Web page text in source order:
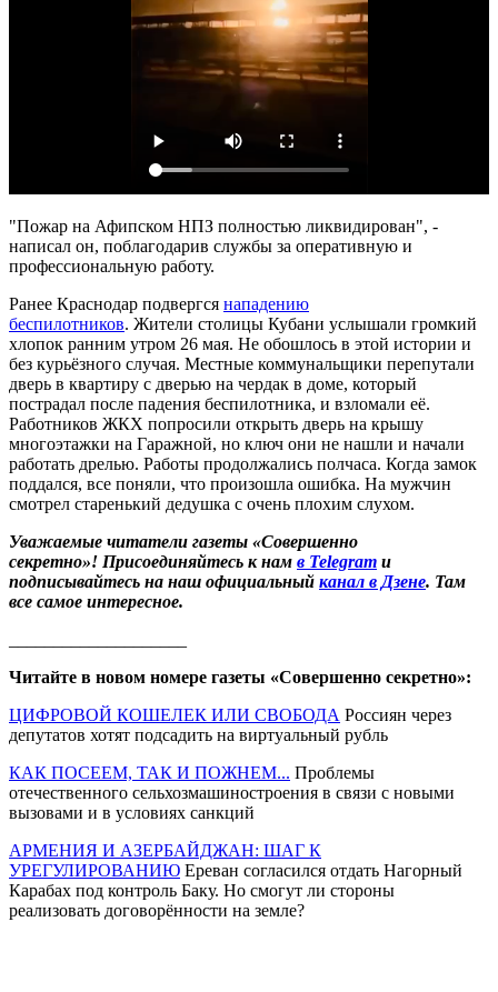
"Пожар на Афипском НПЗ полностью ликвидирован", -
написал он, поблагодарив службы за оперативную и
профессиональную работу.
Ранее Краснодар подвергся нападению
беспилотников. Жители столицы Кубани услышали громкий
хлопок ранним утром 26 мая. Не обошлось в этой истории и
без курьёзного случая. Местные коммунальщики перепутали
дверь в квартиру с дверью на чердак в доме, который
пострадал после падения беспилотника, и взломали её.
Работников ЖКХ попросили открыть дверь на крышу
многоэтажки на Гаражной, но ключ они не нашли и начали
работать дрелью. Работы продолжались полчаса. Когда замок
поддался, все поняли, что произошла ошибка. На мужчин
смотрел старенький дедушка с очень плохим слухом.
Уважаемые читатели газеты «Совершенно
секретно»! Присоединяйтесь к нам в Telegram и
подписывайтесь на наш официальный канал в Дзене. Там
все самое интересное.
Читайте в новом номере газеты «Совершенно секретно»:
ЦИФРОВОЙ КОШЕЛЕК ИЛИ СВОБОДА Россиян через
депутатов хотят подсадить на виртуальный рубль
КАК ПОСЕЕМ, ТАК И ПОЖНЕМ... Проблемы
отечественного сельхозмашиностроения в связи с новыми
вызовами и в условиях санкций
АРМЕНИЯ И АЗЕРБАЙДЖАН: ШАГ К
УРЕГУЛИРОВАНИЮ Ереван согласился отдать Нагорный
Карабах под контроль Баку. Но смогут ли стороны
реализовать договорённости на земле?